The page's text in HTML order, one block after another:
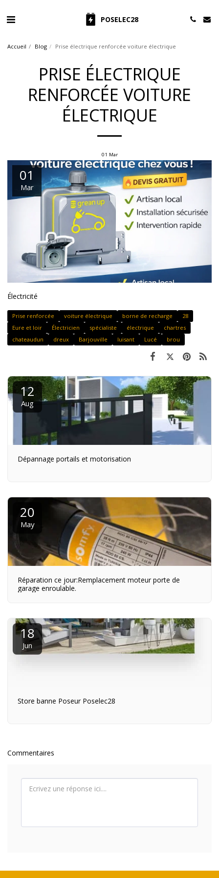
POSELEC28
Accueil Blog Prise électrique renforcée voiture électrique
PRISE ÉLECTRIQUE
RENFORCÉE VOITURE
ÉLECTRIQUE
01 Mar
01
Mar
Électricité
Prise renforcée voiture électrique borne de recharge
28
Eure et loir
Électricien spécialiste électrique
chartres
chateaudun
dreux Barjouville luisant Lucé brou
12
Aug
Dépannage portails et motorisation
20
May
Réparation ce jour:Remplacement moteur porte de
garage enroulable.
18
Jun
Store banne Poseur Poselec28
Commentaires